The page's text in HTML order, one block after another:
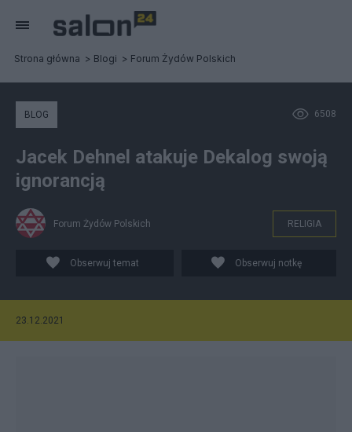
Strona główna Blogi Forum Żydów Polskich
6508
BLOG
Jacek Dehnel atakuje Dekalog swoją
ignorancją
Forum Żydów Polskich RELIGIA
Obserwuj temat Obserwuj notkę
23.12.2021